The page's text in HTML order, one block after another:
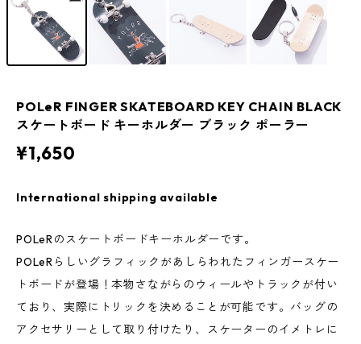
POLeR FINGER SKATEBOARD KEY CHAIN BLACK
スケートボード キーホルダー ブラック ポーラー
¥1,650
International shipping available
POLeRのスケートボードキーホルダーです。
POLeRらしいグラフィックがあしらわれたフィンガースケー
トボードが登場！本物さながらのウィールやトラックが付い
ており、実際にトリックを決めることが可能です。バッグの
アクセサリーとして取り付けたり、スケーターのイメトレに